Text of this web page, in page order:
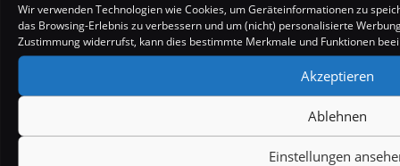
Wir verwenden Technologien wie Cookies, um Geräteinformationen zu
das Browsing-Erlebnis zu verbessern und um (nicht) personalisierte
Zustimmung widerrufst, kann dies bestimmte Merkmale und Funktionen
Akzeptieren
Ablehnen
Einstellungen
TWW Season 2 Änderungen
Kostenlose KI Bildgeneratoren